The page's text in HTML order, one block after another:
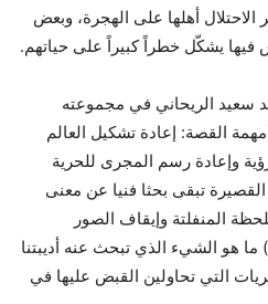
أهلها على الهجرة، وبعض
فيها يشكّل خطراً كبيراً على حياتهم.
سعيد الريحاني في مجموعته
القصة: إعادة تشكيل العالم
وإعادة رسم المجرى للحرية
تبقى بحثا فنيا عن معنى
المنفلتة وإيقاف الصور
ما هو الشيء الذي تبحث عنه أديبتنا
التي تحاولين القبض عليها في